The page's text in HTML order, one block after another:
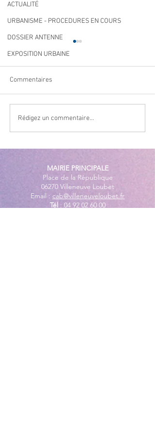
ACTUALITÉ
URBANISME - PROCEDURES EN COURS
DOSSIER ANTENNE
EXPOSITION URBAINE
Cet été, la musique s’invite
à Villeneuve Loubet ! ☀️🎤
Commentaires
Rédigez un commentaire...
MAIRIE PRINCIPALE
Place de la République
06270 Villeneuve Loubet
Email : cab@villeneuveloubet.fr
Tél : 04 92 02 60 00